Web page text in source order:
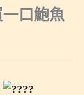
口鮑魚